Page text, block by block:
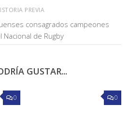
PREVIA
consagrados campeones
Nacional de Rugby
GUSTAR...
0 0